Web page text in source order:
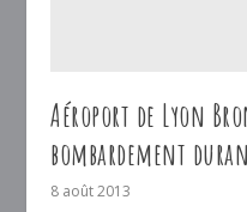
Aéroport de Lyon
bombardement
8 août 2013